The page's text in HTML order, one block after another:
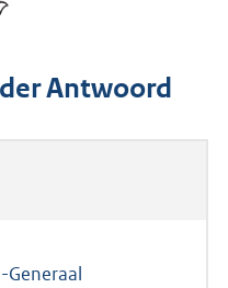
Antwoord
Generaal